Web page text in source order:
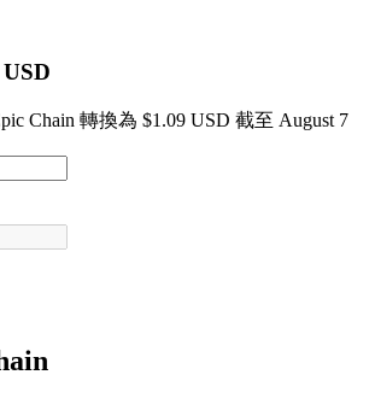
算的永續合約
Chain 轉換為 $1.09 USD 截至 August 7